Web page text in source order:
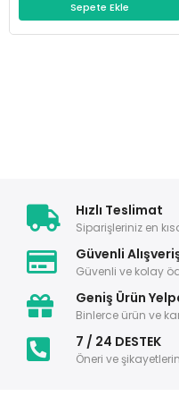
Duffmart
Hızlı Teslimat
Siparişleriniz en
Güvenli
Güvenli ve kolay
Geniş Ürün
Binlerce ürün ve
7 / 24 DESTEK
Öneri ve